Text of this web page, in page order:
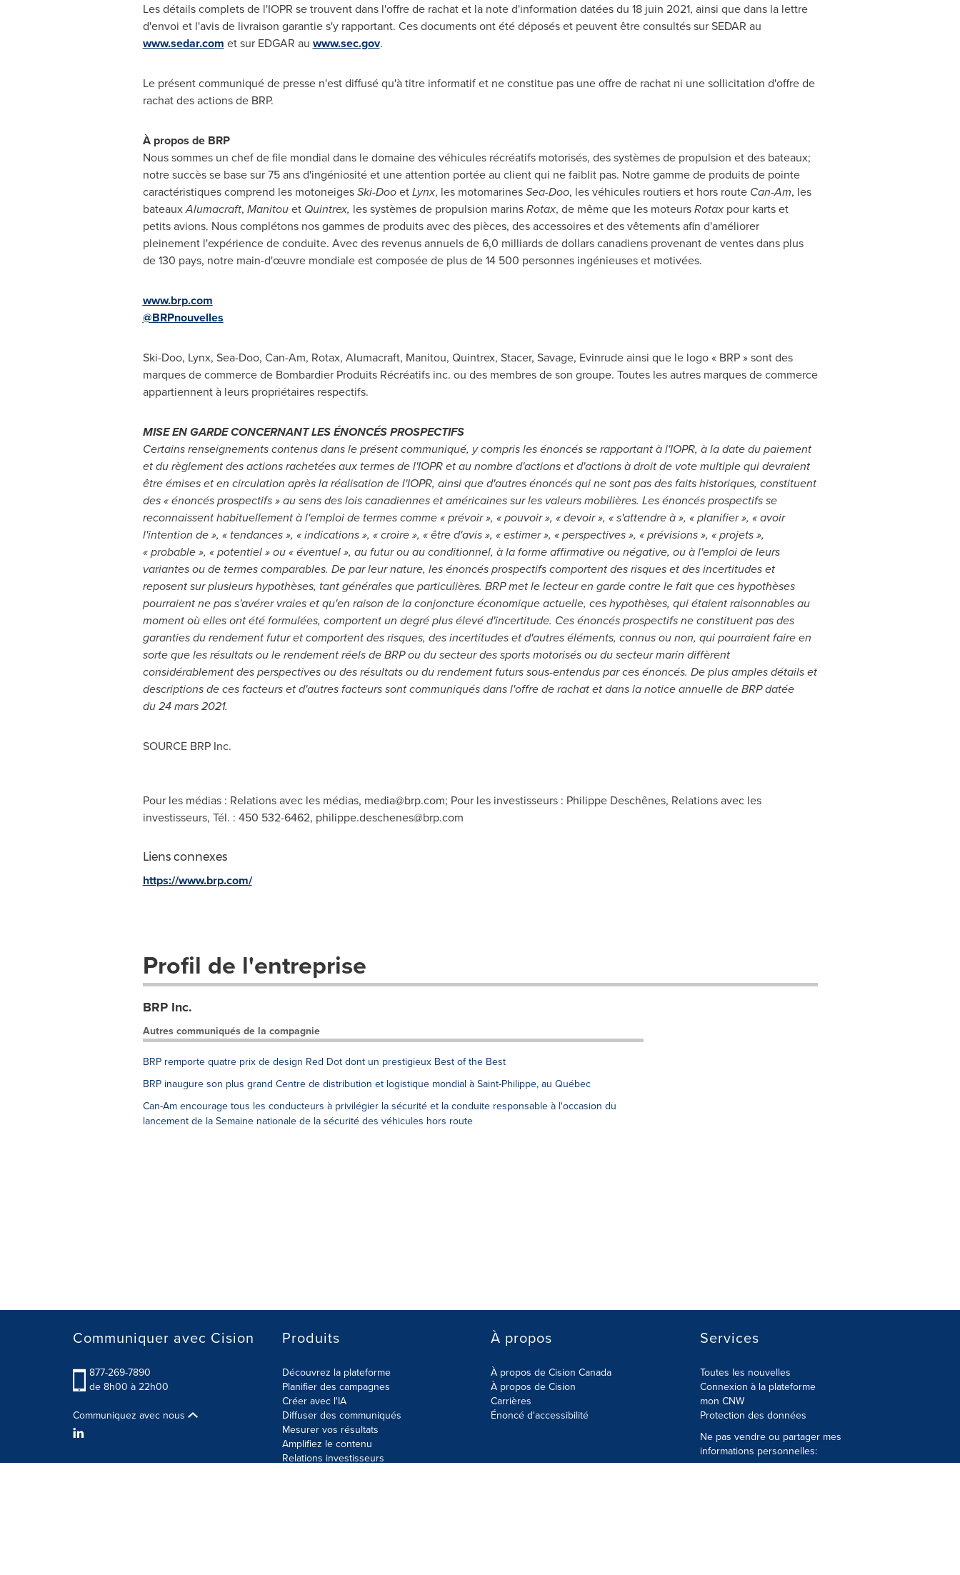
Les détails complets de l'IOPR se trouvent dans l'offre de rachat et la note d'information datées du 18 juin 2021, ainsi que dans la lettre
d'envoi et l'avis de livraison garantie s'y rapportant. Ces documents ont été déposés et peuvent être consultés sur SEDAR au
www.sedar.com et sur EDGAR au www.sec.gov.
Le présent communiqué de presse n'est diffusé qu'à titre informatif et ne constitue pas une offre de rachat ni une sollicitation d'offre de
rachat des actions de BRP.
À propos de BRP
Nous sommes un chef de file mondial dans le domaine des véhicules récréatifs motorisés, des systèmes de propulsion et des bateaux;
notre succès se base sur 75 ans d'ingéniosité et une attention portée au client qui ne faiblit pas. Notre gamme de produits de pointe
caractéristiques comprend les motoneigesSki-DooetLynx, les motomarinesSea-Doo, les véhicules routiers et hors route Can-Am, les
bateauxAlumacraft, Manitouet Quintrex, les systèmes de propulsion marinsRotax, de même que les moteursRotax pour karts et
petits avions. Nous complétons nos gammes de produits avec des pièces, des accessoires et des vêtements afin d'améliorer
pleinement l'expérience de conduite. Avec des revenus annuels de 6,0 milliards de dollars canadiens provenant de ventes dans plus
de 130 pays, notre main-d'œuvre mondiale est composée de plus de 14 500 personnes ingénieuses et motivées.
www.brp.com
@BRPnouvelles
Ski-Doo, Lynx, Sea-Doo, Can-Am, Rotax, Alumacraft, Manitou, Quintrex, Stacer, Savage, Evinrude ainsi que le logo « BRP » sont des
marques de commerce de Bombardier Produits Récréatifs inc. ou des membres de son groupe. Toutes les autres marques de commerce
appartiennent à leurs propriétaires respectifs.
MISE EN GARDE CONCERNANT LES ÉNONCÉS PROSPECTIFS
Certains renseignements contenus dans le présent communiqué, y compris les énoncés se rapportant à l'IOPR, à la date du paiement
et du règlement des actions rachetées aux termes de l'IOPR et au nombre d'actions et d'actions à droit de vote multiple qui devraient
être émises et en circulation après la réalisation de l'IOPR, ainsi que d'autres énoncés qui ne sont pas des faits historiques, constituent
des « énoncés prospectifs » au sens des lois canadiennes et américaines sur les valeurs mobilières. Les énoncés prospectifs se
reconnaissent habituellement à l'emploi de termes comme « prévoir », « pouvoir », « devoir », « s'attendre à », « planifier », « avoir
l'intention de », « tendances », « indications », « croire », « être d'avis », « estimer », « perspectives », « prévisions », « projets »,
« probable », « potentiel » ou « éventuel », au futur ou au conditionnel, à la forme affirmative ou négative, ou à l'emploi de leurs
variantes ou de termes comparables. De par leur nature, les énoncés prospectifs comportent des risques et des incertitudes et
reposent sur plusieurs hypothèses, tant générales que particulières. BRP met le lecteur en garde contre le fait que ces hypothèses
pourraient ne pas s'avérer vraies et qu'en raison de la conjoncture économique actuelle, ces hypothèses, qui étaient raisonnables au
moment où elles ont été formulées, comportent un degré plus élevé d'incertitude. Ces énoncés prospectifs ne constituent pas des
garanties du rendement futur et comportent des risques, des incertitudes et d'autres éléments, connus ou non, qui pourraient faire en
sorte que les résultats ou le rendement réels de BRP ou du secteur des sports motorisés ou du secteur marin diffèrent
considérablement des perspectives ou des résultats ou du rendement futurs sous-entendus par ces énoncés. De plus amples détails et
descriptions de ces facteurs et d'autres facteurs sont communiqués dans l'offre de rachat et dans la notice annuelle de BRP datée
du 24 mars 2021.
SOURCE BRP Inc.
Pour les médias : Relations avec les médias, media@brp.com; Pour les investisseurs : Philippe Deschênes, Relations avec les
investisseurs, Tél. : 450 532-6462, philippe.deschenes@brp.com
Liens connexes
https://www.brp.com/
Profil de l'entreprise
BRP Inc.
Autres communiqués de la compagnie
BRP remporte quatre prix de design Red Dot dont un prestigieux Best of the Best
BRP inaugure son plus grand Centre de distribution et logistique mondial à Saint-Philippe, au Québec
Can-Am encourage tous les conducteurs à privilégier la sécurité et la conduite responsable à l'occasion du
lancement de la Semaine nationale de la sécurité des véhicules hors route
Communiquer avec Cision
877-269-7890
de 8h00 à 22h00
Communiquez avec nous
Produits
Découvrez la plateforme
Planifier des campagnes
Créer avec l'IA
Diffuser des communiqués
Mesurer vos résultats
Amplifiez le contenu
Relations investisseurs
À propos
À propos de Cision Canada
À propos de Cision
Carrières
Énoncé d'accessibilité
Services
Toutes les nouvelles
Connexion à la plateforme
mon CNW
Protection des données
Ne pas vendre ou partager mes
informations personnelles: